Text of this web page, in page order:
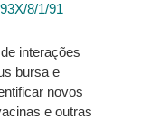
8/1/91
interações
bursa e
novos
e outras